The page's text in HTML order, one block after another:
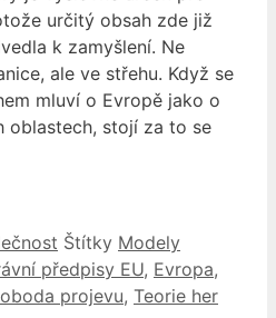
určitý obsah zde již
k zamyšlení. Ne
ale ve střehu. Když se
mluví o Evropě jako o
oblastech, stojí za to se
Štítky Modely
předpisy EU, Evropa,
projevu, Teorie her